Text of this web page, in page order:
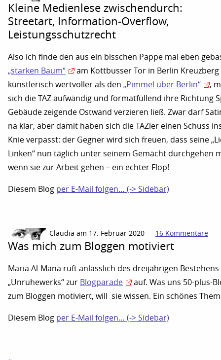
Kleine Medienlese zwischendurch:
Streetart, Information-Overflow,
Leistungsschutzrecht
Also ich finde den aus ein bisschen Pappe mal eben
„starken Baum“
am Kottbusser Tor in Berlin Kreuzberg
künstlerisch wertvoller als den „Pimmel über Berlin“
,
sich die TAZ aufwändig und formatfüllend ihre Richtung
Gebäude zeigende Ostwand verzieren ließ. Zwar darf
na klar, aber damit haben sich die TAZler einen Schuss
Knie verpasst: der Gegner wird sich freuen, dass seine
Linken“ nun täglich unter seinem Gemächt durchgehen
wenn sie zur Arbeit gehen – ein echter Flop!
Diesem Blog per E-Mail folgen… (-> Sidebar)
Claudia am 17. Februar 2020 — 16 Kommentare
Was mich zum Bloggen motiviert
Maria Al-Mana ruft anlässlich des dreijährigen
„Unruhewerks“ zur Blogparade
auf. Was uns 50-plus-
zum Bloggen motiviert, will sie wissen. Ein schönes
Diesem Blog per E-Mail folgen… (-> Sidebar)